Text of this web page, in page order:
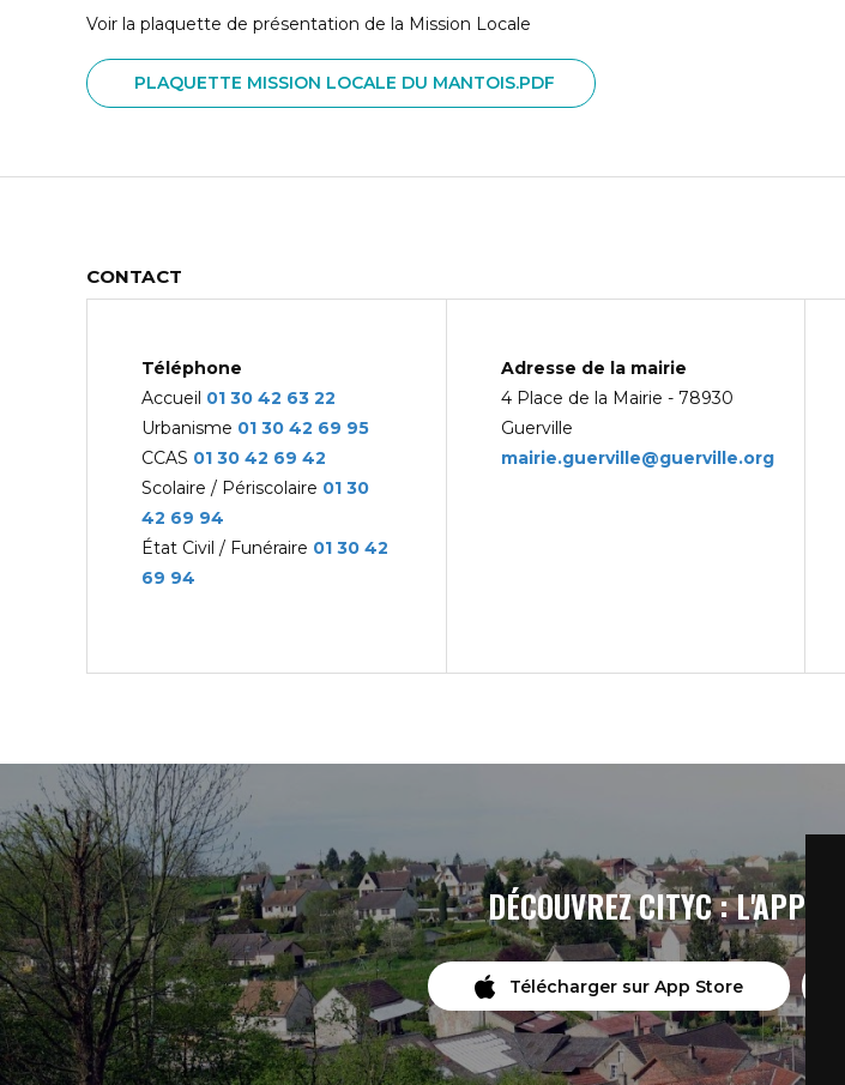
Voir la plaquette de présentation de la Mission Locale
PLAQUETTE MISSION LOCALE DU MANTOIS.PDF
CONTACT
Téléphone
Accueil 01 30 42 63 22
Urbanisme 01 30 42 69 95
CCAS 01 30 42 69 42
Scolaire / Périscolaire 01 30
42 69 94
État Civil / Funéraire 01 30 42
69 94
Adresse de la mairie
4 Place de la Mairie - 78930
Guerville
mairie.guerville@guerville.org
DÉCOUVREZ CITYC :
Télécharger sur App Store